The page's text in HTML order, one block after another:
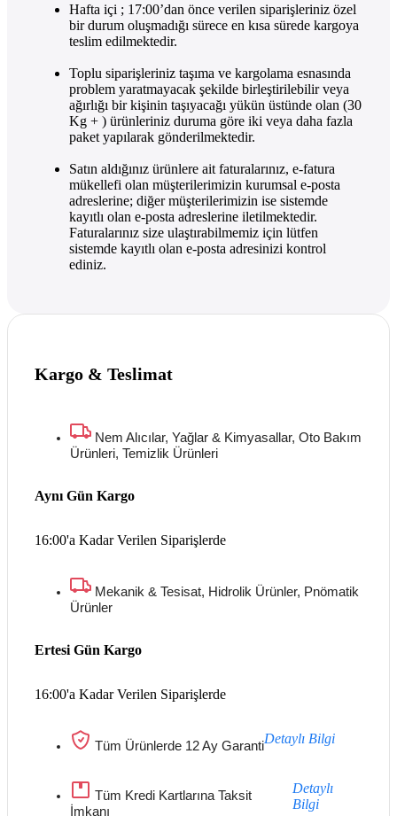
Hafta içi ; 17:00’dan önce verilen siparişleriniz özel
bir durum oluşmadığı sürece en kısa sürede kargoya
teslim edilmektedir.
Toplu siparişleriniz taşıma ve kargolama esnasında
problem yaratmayacak şekilde birleştirilebilir veya
ağırlığı bir kişinin taşıyacağı yükün üstünde olan (30
Kg + ) ürünleriniz duruma göre iki veya daha fazla
paket yapılarak gönderilmektedir.
Satın aldığınız ürünlere ait faturalarınız, e-fatura
mükellefi olan müşterilerimizin kurumsal e-posta
adreslerine; diğer müşterilerimizin ise sistemde
kayıtlı olan e-posta adreslerine iletilmektedir.
Faturalarınız size ulaştırabilmemiz için lütfen
sistemde kayıtlı olan e-posta adresinizi kontrol
ediniz.
Kargo & Teslimat
Nem Alıcılar, Yağlar & Kimyasallar, Oto Bakım
Ürünleri, Temizlik Ürünleri
16:00'a Kadar Verilen Siparişlerde
Aynı Gün Kargo
Mekanik & Tesisat, Hidrolik Ürünler, Pnömatik
Ürünler
16:00'a Kadar Verilen Siparişlerde
Ertesi Gün Kargo
Tüm Ürünlerde 12 Ay GarantiDetaylı Bilgi
Tüm Kredi Kartlarına Taksit
İmkanı
Detaylı
Bilgi